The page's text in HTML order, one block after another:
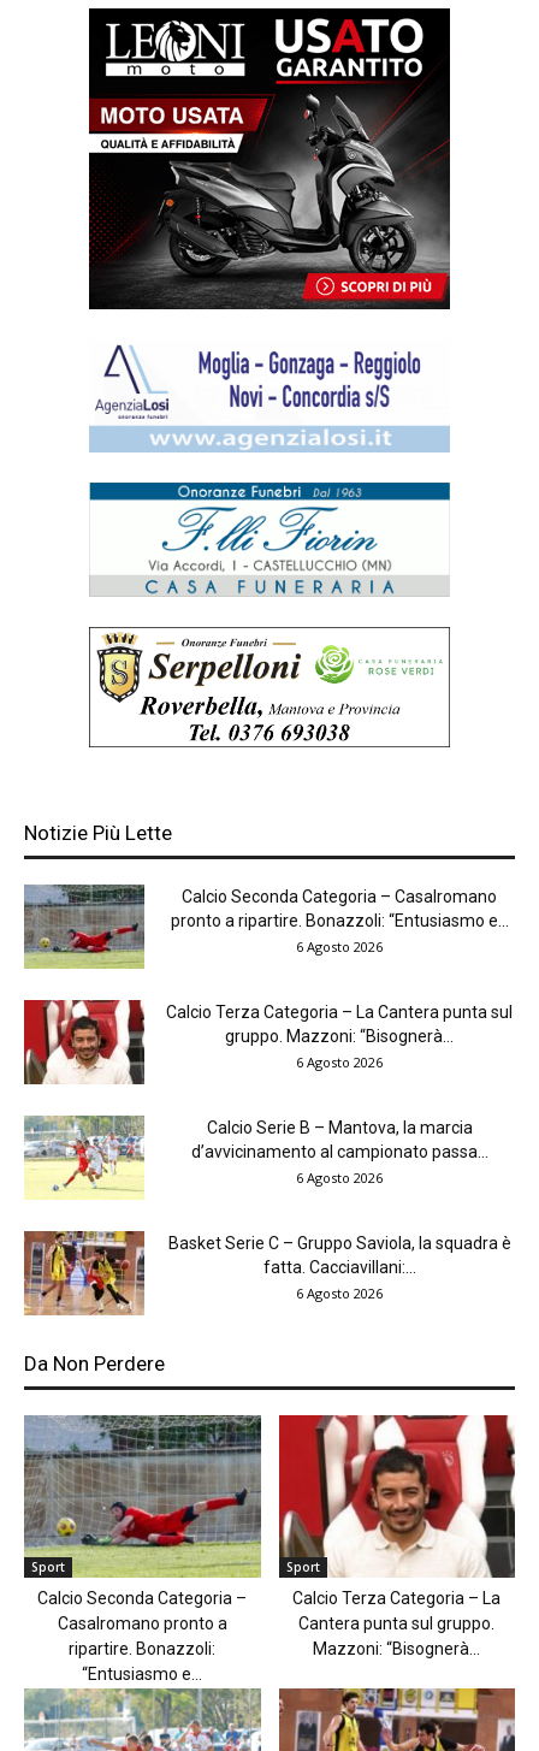
Notizie Più Lette
Calcio Seconda Categoria – Casalromano
pronto a ripartire. Bonazzoli: “Entusiasmo e...
6 Agosto 2026
Calcio Terza Categoria – La Cantera punta sul
gruppo. Mazzoni: “Bisognerà...
6 Agosto 2026
Calcio Serie B – Mantova, la marcia
d’avvicinamento al campionato passa...
6 Agosto 2026
Basket Serie C – Gruppo Saviola, la squadra è
fatta. Cacciavillani:...
6 Agosto 2026
Da Non Perdere
Sport
Calcio Seconda Categoria –
Casalromano pronto a
ripartire. Bonazzoli:
“Entusiasmo e...
Sport
Calcio Terza Categoria – La
Cantera punta sul gruppo.
Mazzoni: “Bisognerà...